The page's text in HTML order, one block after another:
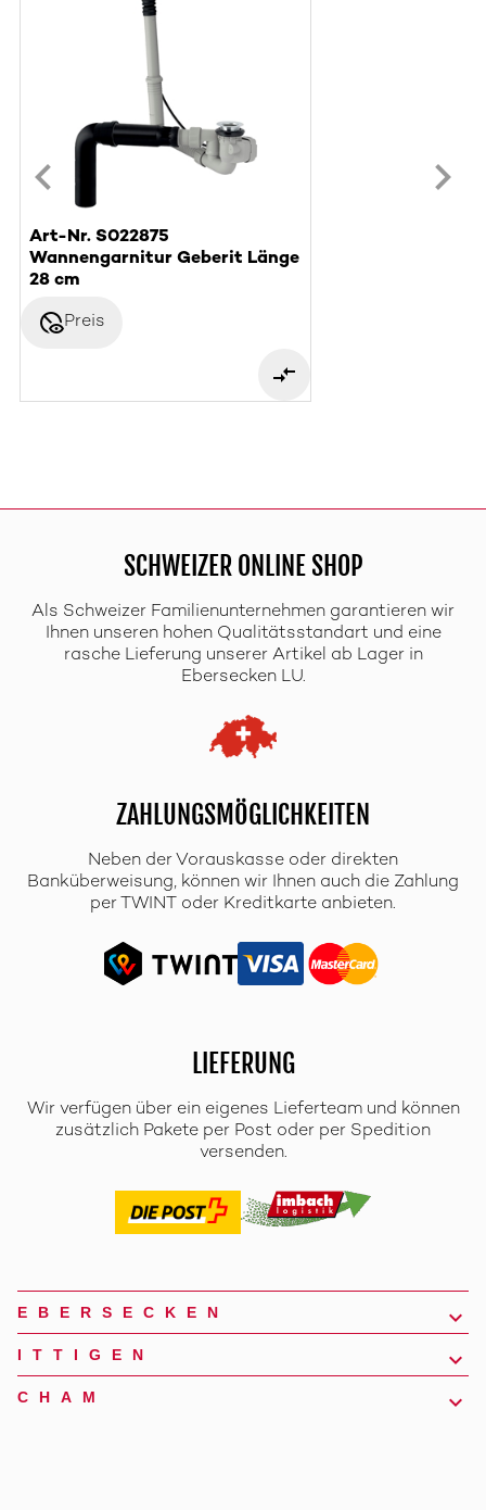
Art-Nr. S022875
Wannengarnitur Geberit Länge
28 cm
disabled_visiblePreis
SCHWEIZER ONLINE SHOP
Als Schweizer Familienunternehmen garantieren wir
Ihnen unseren hohen Qualitätsstandart und eine
rasche Lieferung unserer Artikel ab Lager in
Ebersecken LU.
ZAHLUNGSMÖGLICHKEITEN
Neben der Vorauskasse oder direkten
Banküberweisung, können wir Ihnen auch die Zahlung
per TWINT oder Kreditkarte anbieten.
LIEFERUNG
Wir verfügen über ein eigenes Lieferteam und können
zusätzlich Pakete per Post oder per Spedition
versenden.
EBERSECKEN
ITTIGEN
CHAM